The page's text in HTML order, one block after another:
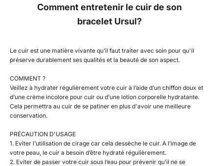
Comment entretenir le cuir de son
bracelet Ursul?
Le cuir est une matière vivante qu’il faut traiter avec soin pour qu'il
préserve durablement ses qualités et la beauté de son aspect.
COMMENT ?
Veillez à hydrater régulièrement votre cuir à l’aide d’un chiffon doux et
d’une crème incolore pour cuir ou d’une lotion corporelle hydratante.
Cela permettra au cuir de se patiner en plus d'avoir une meilleure
conservation.
PRÉCAUTION D'USAGE
1. Eviter l’utilisation de cirage car cela dessèche le cuir. A l’image de
votre peau, le cuir a besoin d’être hydraté régulièrement.
2. Eviter de passer votre cuir sous l’eau pour prévenir qu’il ne se